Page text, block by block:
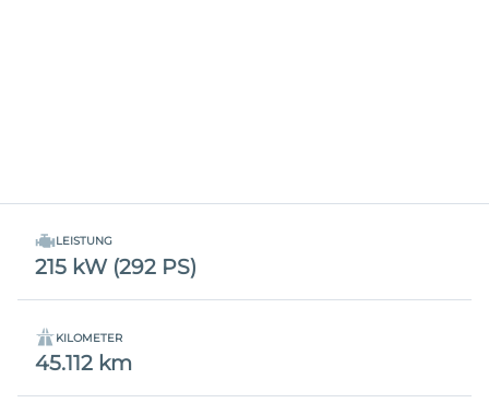
LEISTUNG
215 kW (292 PS)
KILOMETER
45.112 km